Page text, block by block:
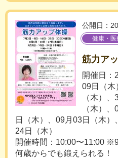
公開日：
健康・医
筋力ア
開催日：
09日（木
（木）
（木）
日（木）、09月03日（木）
24日（木）
開催時間：10:00〜11:00
何歳からでも鍛えられる！